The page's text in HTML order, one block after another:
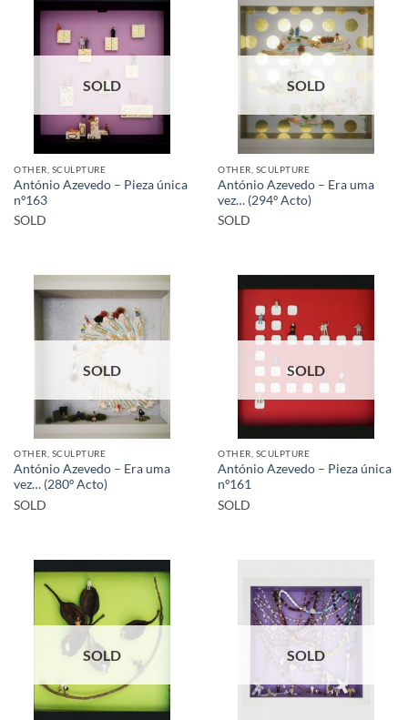
SOLD
OTHER, SCULPTURE
António Azevedo – Pieza única
nº163
SOLD
SOLD
OTHER, SCULPTURE
António Azevedo – Era uma
vez… (294º Acto)
SOLD
SOLD
OTHER, SCULPTURE
António Azevedo – Era uma
vez… (280º Acto)
SOLD
SOLD
OTHER, SCULPTURE
António Azevedo – Pieza única
nº161
SOLD
SOLD SOLD